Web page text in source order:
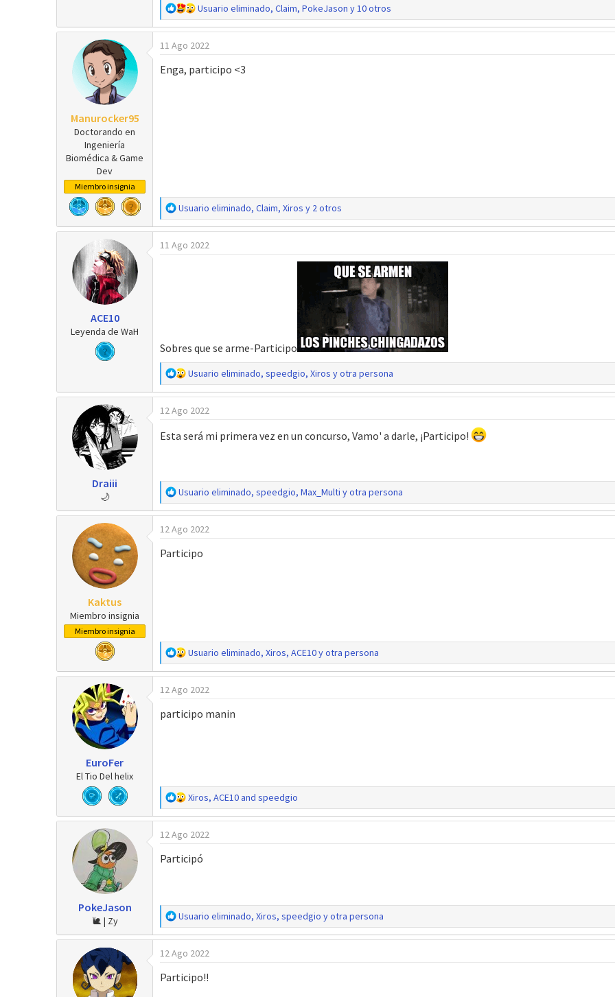
R
e
a
c
i
Usuario eliminado, Claim, PokeJason y 10 otros
Manurocker95
Doctorando en
Ingeniería
Biomédica & Game
Dev
Miembro insignia
11 Ago 2022
Enga, participo <3
R
e
a
c
Usuario eliminado, Claim, Xiros y 2 otros
ACE10
Leyenda de WaH
11 Ago 2022
Sobres que se arme-Participo
R
e
a
c
i
s
:
Usuario eliminado, speedgio, Xiros y otra persona
Draiii
🌙
12 Ago 2022
Esta será mi primera vez en un concurso, Vamo' a darle, ¡Participo!
R
e
a
c
i
Usuario eliminado, speedgio, Max_Multi y otra persona
Kaktus
Miembro insignia
Miembro insignia
12 Ago 2022
Participo
R
e
a
c
i
Usuario eliminado, Xiros, ACE10y otra persona
EuroFer
El Tio Del helix
12 Ago 2022
participo manin
R
e
a
c
i
s
:
Xiros, ACE10and speedgio
PokeJason
🐌 | Zy
12 Ago 2022
Participó
R
e
a
c
i
Usuario eliminado, Xiros, speedgio y otra persona
12 Ago 2022
Participo!!